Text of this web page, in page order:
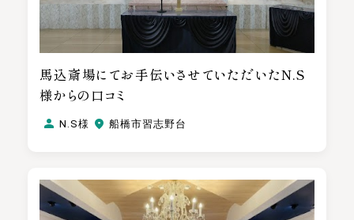
馬込斎場にてお手伝いさせていただいたN.S
様からの口コミ
N.S様 船橋市習志野台